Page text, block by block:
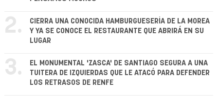
2.
CIERRA UNA CONOCIDA HAMBURGUESERÍA DE LA MOREA
Y YA SE CONOCE EL RESTAURANTE QUE ABRIRÁ EN SU
LUGAR
3.
EL MONUMENTAL 'ZASCA' DE SANTIAGO SEGURA A UNA
TUITERA DE IZQUIERDAS QUE LE ATACÓ PARA DEFENDER
LOS RETRASOS DE RENFE